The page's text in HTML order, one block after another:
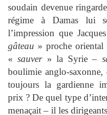
soudain devenue
régime à Damas lui
l’impression que
gâteau » proche
«sauver» la Syrie –
boulimie anglo-
toujours la gardienne
prix ? De quel type
menaçait – il les